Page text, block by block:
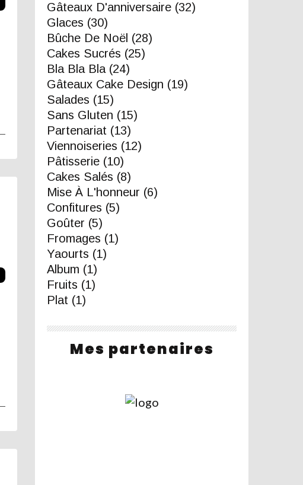
Gâteaux D'anniversaire (32)
Glaces (30)
Bûche De Noël (28)
Cakes Sucrés (25)
Bla Bla Bla(24)
Gâteaux Cake Design (19)
Salades (15)
Sans Gluten (15)
Partenariat (13)
Viennoiseries (12)
Pâtisserie (10)
Cakes Salés (8)
Mise À L'honneur (6)
Confitures (5)
Goûter (5)
Fromages (1)
Yaourts (1)
Album (1)
Fruits (1)
Plat (1)
Mes partenaires